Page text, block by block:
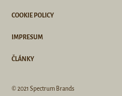
COOKIE POLICY
IMPRESUM
ČLÁNKY
© 2021 Spectrum Brands